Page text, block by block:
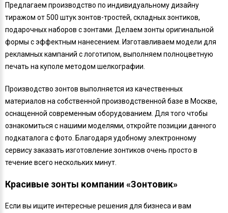
Предлагаем производство по индивидуальному дизайну
тиражом от 500 штук зонтов-тростей, складных зонтиков,
подарочных наборов с зонтами. Делаем зонты оригинальной
формы с эффектным нанесением. Изготавливаем модели для
рекламных кампаний с логотипом, выполняем полноцветную
печать на куполе методом шелкографии.
Производство зонтов выполняется из качественных
материалов на собственной производственной базе в Москве,
оснащенной современным оборудованием. Для того чтобы
ознакомиться с нашими моделями, откройте позиции данного
подкаталога с фото. Благодаря удобному электронному
сервису заказать изготовление зонтиков очень просто в
течение всего нескольких минут.
Красивые зонты компании «Зонтовик»
Если вы ищите интересные решения для бизнеса и вам